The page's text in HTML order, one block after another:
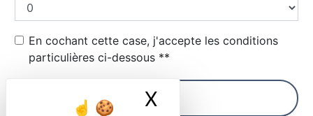
X Masquer le
En cochant cette case, j'accepte les conditions
particulières ci-dessous **
ENVOYER